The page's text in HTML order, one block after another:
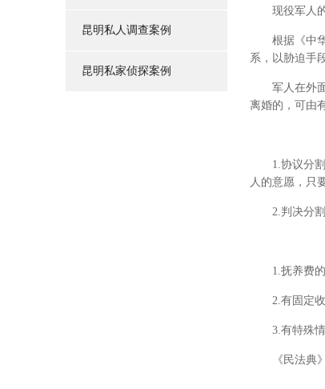
昆明私人调查案例
昆明私家侦探案例
现役军人的
根据《中华
系，以胁迫手
军人在外面
离婚的，可由
1.协议分割
人的意愿，只
2.判决分割
1.抚养费的
2.有固定收
3.有特殊情
《民法典》